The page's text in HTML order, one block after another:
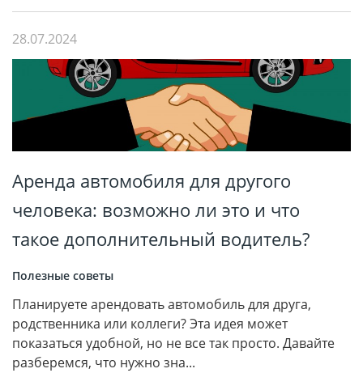
28.07.2024
Аренда автомобиля для другого
человека: возможно ли это и что
такое дополнительный водитель?
Полезные советы
Планируете арендовать автомобиль для друга,
родственника или коллеги? Эта идея может
показаться удобной, но не все так просто. Давайте
разберемся, что нужно зна...